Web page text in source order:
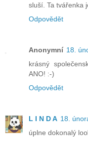
sluší. Ta tvářenka
Odpovědět
Anonymní 18.
krásný
ANO! :-)
Odpovědět
L I N D A 18.
úplne dokonalý